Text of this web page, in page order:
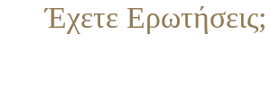
Έχετε Ερωτήσεις;